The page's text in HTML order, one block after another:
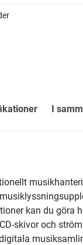
I
kan du göra
skivor och